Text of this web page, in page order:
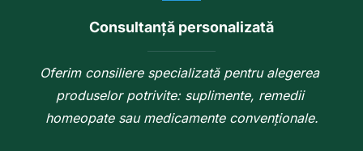
Consultanță personalizată
Oferim consiliere specializată pentru alegerea
produselor potrivite: suplimente, remedii
homeopate sau medicamente convenționale.